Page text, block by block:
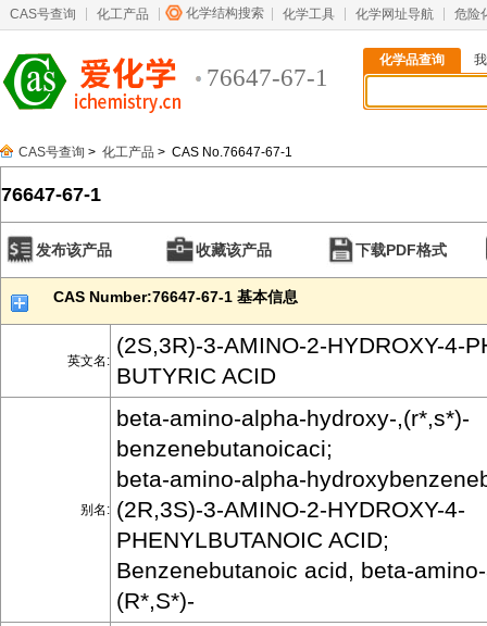
CAS号查询 化工产品 化学结构搜索 化学工具 化学网址导航 危险
76647-67-1
化学品查询
CAS号查询 > 化工产品 > CAS No.76647-67-1
76647-67-1
发布该产品 收藏该产品 下载PDF格式
CAS Number:76647-67-1 基本信息
英文名:
(2S,3R)-3-AMINO-2-HYDROXY-4-
BUTYRIC ACID
别名:
beta-amino-alpha-hydroxy-,(r*,s*)-
benzenebutanoicaci;
beta-amino-alpha-
(2R,3S)-3-AMINO-2-HYDROXY-4-
PHENYLBUTANOIC ACID;
Benzenebutanoic acid, beta-
(R*,S*)-